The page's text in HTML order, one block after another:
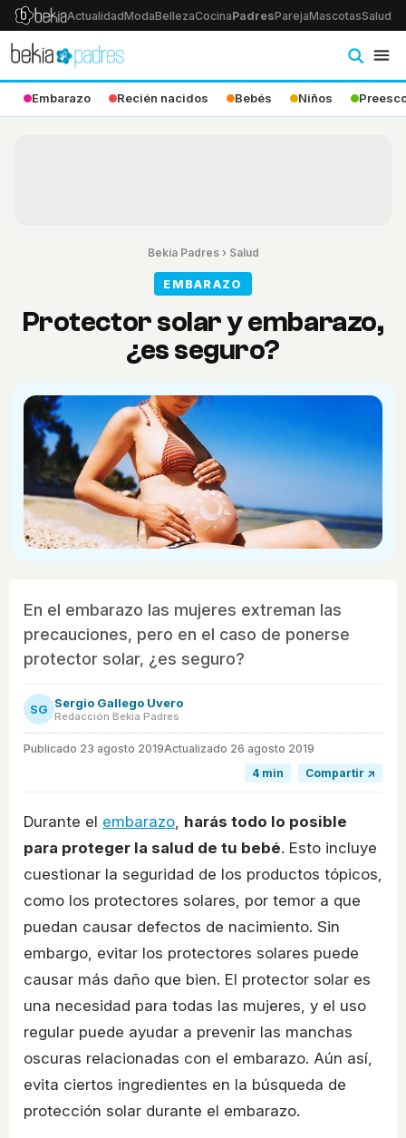
ActualidadModaBellezaCocinaPadresParejaMascotasSalud
Embarazo Recién nacidos Bebés Niños
Bekia Padres› Salud
EMBARAZO
Protector solar y embarazo,
¿es seguro?
En el embarazo las mujeres extreman las
precauciones, pero en el caso de ponerse
protector solar, ¿es seguro?
SG Sergio Gallego Uvero
Redacción Bekia Padres
Publicado 23 agosto 2019Actualizado 26 agosto 2019
4 min
Compartir ↗
Durante el embarazo, harás todo lo posible
para proteger la salud de tu bebé. Esto incluye
cuestionar la seguridad de los productos tópicos,
como los protectores solares, por temor a que
puedan causar defectos de nacimiento. Sin
embargo, evitar los protectores solares puede
causar más daño que bien. El protector solar es
una necesidad para todas las mujeres, y el uso
regular puede ayudar a prevenir las manchas
oscuras relacionadas con el embarazo. Aún así,
evita ciertos ingredientes en la búsqueda de
protección solar durante el embarazo.